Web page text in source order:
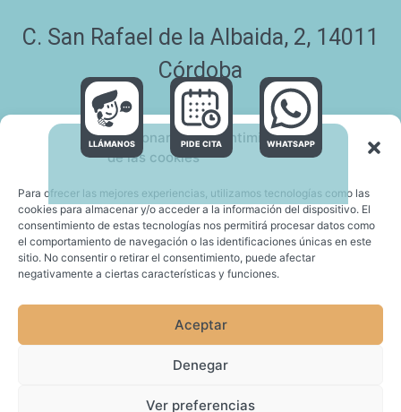
Gestionar el consentimiento
de las cookies
Para ofrecer las mejores experiencias, utilizamos tecnologías como las
cookies para almacenar y/o acceder a la información del dispositivo. El
consentimiento de estas tecnologías nos permitirá procesar datos como
el comportamiento de navegación o las identificaciones únicas en este
sitio. No consentir o retirar el consentimiento, puede afectar
negativamente a ciertas características y funciones.
Aceptar
Denegar
Ver preferencias
LLÁMANOS PIDE CITA WHATSAPP
C. San Rafael de la Albaida, 2, 14011
Córdoba
© Copyright 2026 | Diseñado y Desarrollado porTIC TAC
COMUNICACIÓN
Aviso Legal
Política de Privacidad